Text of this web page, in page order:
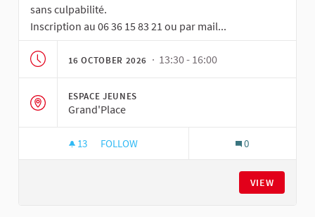
sans culpabilité.
Inscription au 06 36 15 83 21 ou par mail...
16 OCTOBER 2026 · 13:30 - 16:00
ESPACE JEUNES
Grand'Place
13 13 FOLLOWERS
FOLLOW 0
VIEW